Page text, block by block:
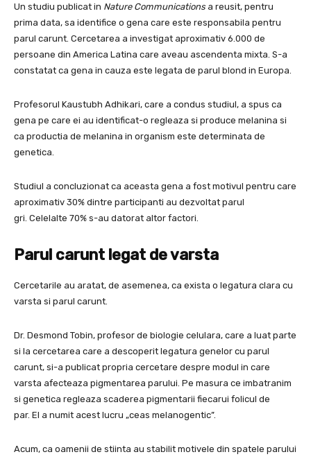
Un studiu publicat in Nature Communications a reusit, pentru
prima data, sa identifice o gena care este responsabila pentru
parul carunt. Cercetarea a investigat aproximativ 6.000 de
persoane din America Latina care aveau ascendenta mixta. S-a
constatat ca gena in cauza este legata de parul blond in Europa.
Profesorul Kaustubh Adhikari, care a condus studiul, a spus ca
gena pe care ei au identificat-o regleaza si produce melanina si
ca productia de melanina in organism este determinata de
genetica.
Studiul a concluzionat ca aceasta gena a fost motivul pentru care
aproximativ 30% dintre participanti au dezvoltat parul
gri. Celelalte 70% s-au datorat altor factori.
Parul carunt legat de varsta
Cercetarile au aratat, de asemenea, ca exista o legatura clara cu
varsta si parul carunt.
Dr. Desmond Tobin, profesor de biologie celulara, care a luat parte
si la cercetarea care a descoperit legatura genelor cu parul
carunt, si-a publicat propria cercetare despre modul in care
varsta afecteaza pigmentarea parului. Pe masura ce imbatranim
si genetica regleaza scaderea pigmentarii fiecarui folicul de
par. El a numit acest lucru „ceas melanogentic”.
Acum, ca oamenii de stiinta au stabilit motivele din spatele parului